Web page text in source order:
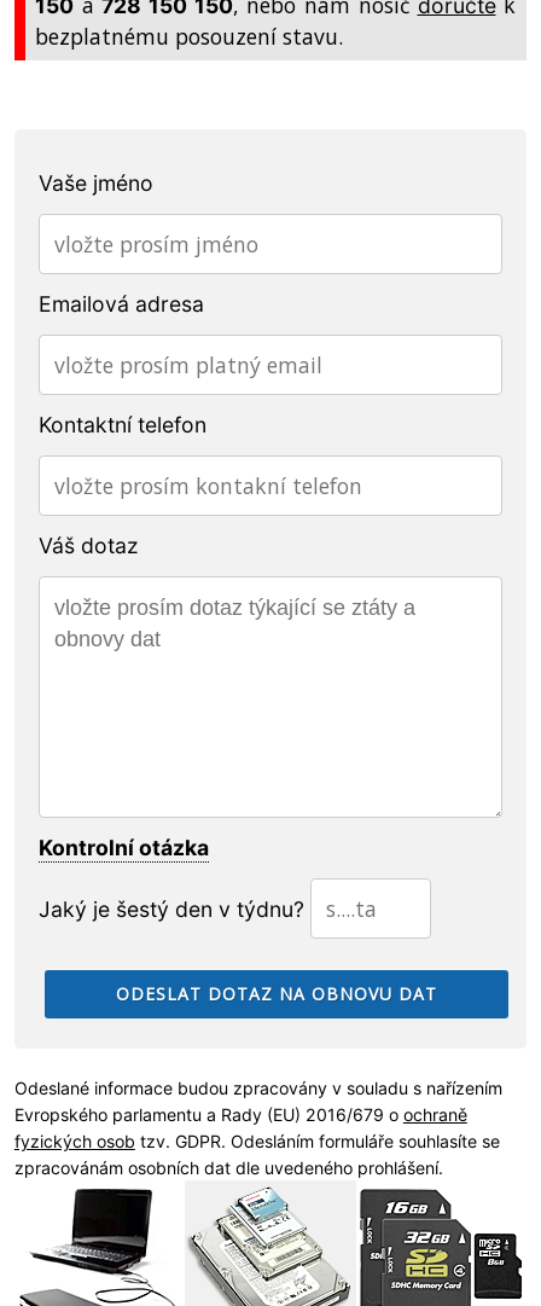
bezplatnému posouzení stavu.
Vaše jméno
Emailová adresa
Kontaktní telefon
Váš dotaz
Kontrolní otázka
Jaký je šestý den v týdnu?
Odeslané informace budou zpracovány v souladu s nařízením
Evropského parlamentu a Rady (EU) 2016/679 o ochraně
fyzických osob tzv. GDPR. Odesláním formuláře souhlasíte se
zpracovánám osobních dat dle uvedeného prohlášení.